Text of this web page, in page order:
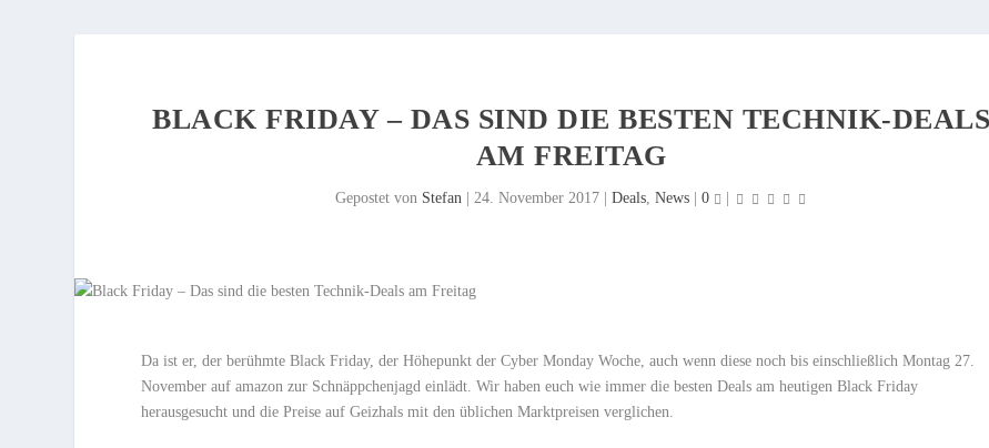
BLACK FRIDAY – DAS SIND DIE BESTEN TECHNIK-DEALS
AM FREITAG
Gepostet von Stefan |24. November 2017 |Deals,News |0
Da ist er, der berühmte Black Friday, der Höhepunkt der Cyber Monday Woche, auch wenn diese noch bis einschließlich Montag 27.
November auf amazon zur Schnäppchenjagd einlädt. Wir haben euch wie immer die besten Deals am heutigen Black Friday
herausgesucht und die Preise auf Geizhals mit den üblichen Marktpreisen verglichen.